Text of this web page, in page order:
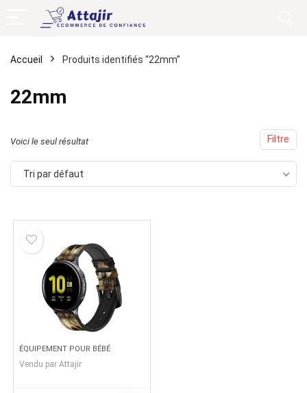
Accueil Produits identifiés “22mm”
22mm
Filtre
Voici le seul résultat
Tri par défaut
ÉQUIPEMENT POUR BÉBÉ
Vendu par Attajir